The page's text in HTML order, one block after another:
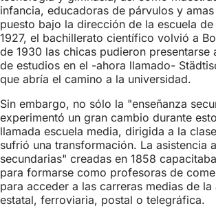
infancia, educadoras de párvulos y
puesto bajo la dirección de la escuela
1927, el bachillerato científico volvió a
de 1930 las chicas pudieron presentarse
de estudios en el -ahora llamado-
que abría el camino a la universidad.
Sin embargo, no sólo la "enseñanza
experimentó un gran cambio durante
llamada escuela media, dirigida a la
sufrió una transformación. La asistencia
secundarias" creadas en 1858
para formarse como profesoras de
para acceder a las carreras medias de
estatal, ferroviaria, postal o telegráfica.